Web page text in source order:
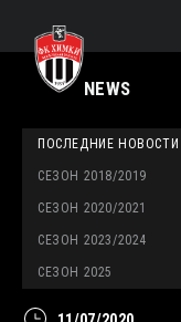
NEWS
ПОСЛЕДНИЕ НОВОСТИ
СЕЗОН 2018/2019
СЕЗОН 2020/2021
СЕЗОН 2023/2024
СЕЗОН 2025